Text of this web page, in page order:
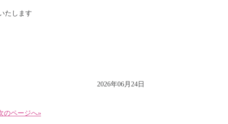
たします
2026年06月24日
のページへ»